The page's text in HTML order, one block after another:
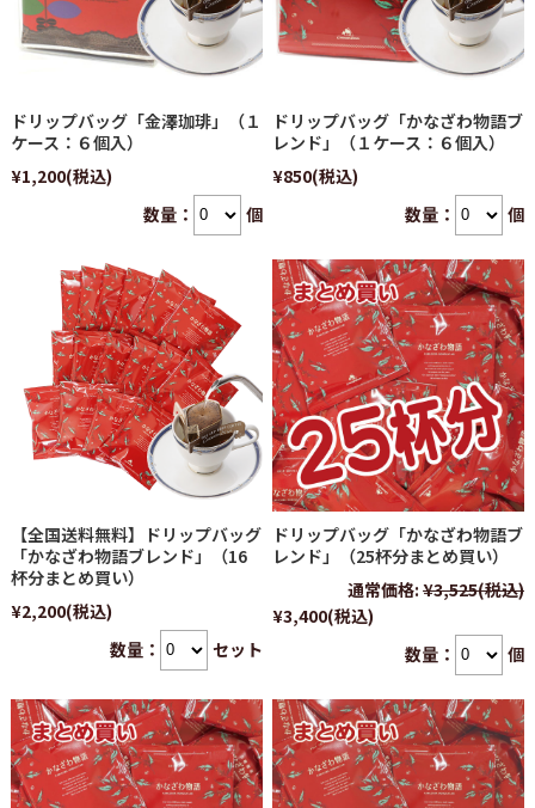
ドリップバッグ「金澤珈琲」（１
ケース：６個入）
¥1,200(税込)
数量：
個
ドリップバッグ「かなざわ物語ブ
レンド」（１ケース：６個入）
¥850(税込)
数量：
個
【全国送料無料】ドリップバッグ
「かなざわ物語ブレンド」（16
杯分まとめ買い）
¥2,200(税込)
数量：
セット
ドリップバッグ「かなざわ物語ブ
レンド」（25杯分まとめ買い）
通常価格: ¥3,525(税込)
¥3,400(税込)
数量：
個